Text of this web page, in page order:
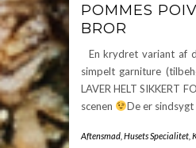
POMMES
BROR
En krydret variant af
simpelt garniture
LAVER HELT SIKKERT
scenen
De er
Aftensmad Husets Specialitet